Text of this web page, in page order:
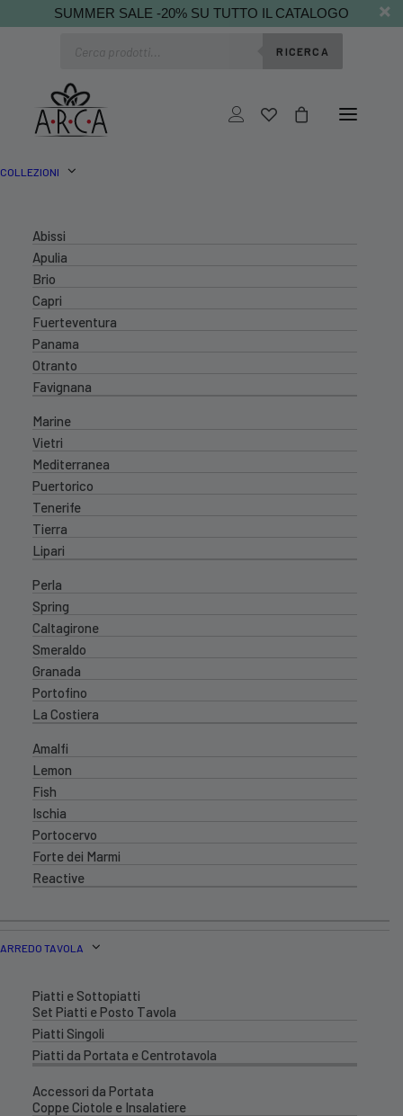
SUMMER SALE -20% SU TUTTO IL CATALOGO
RICERCA
COLLEZIONI
Abissi
Apulia
Brio
Capri
Fuerteventura
Panama
Otranto
Favignana
Marine
Vietri
Mediterranea
Puertorico
Tenerife
Tierra
Lipari
Perla
Spring
Caltagirone
Smeraldo
Granada
Portofino
La Costiera
Amalfi
Lemon
Fish
Ischia
Portocervo
Forte dei Marmi
Reactive
ARREDO TAVOLA
Piatti e Sottopiatti
Set Piatti e Posto Tavola
Piatti Singoli
Piatti da Portata e Centrotavola
Accessori da Portata
Coppe Ciotole e Insalatiere